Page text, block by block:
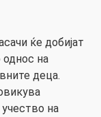
ќе добијат
на
деца.
на